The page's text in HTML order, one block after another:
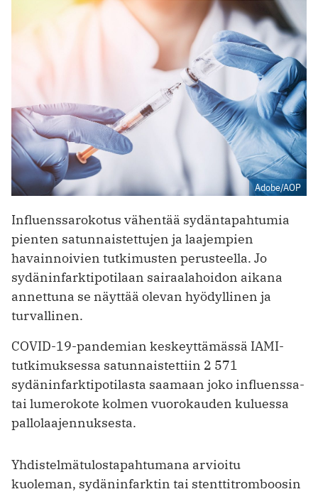
Adobe/AOP
Influenssarokotus vähentää sydäntapahtumia
pienten satunnaistettujen ja laajempien
havainnoivien tutkimusten perusteella. Jo
sydäninfarktipotilaan sairaalahoidon aikana
annettuna se näyttää olevan hyödyllinen ja
turvallinen.
COVID-19-pandemian keskeyttämässä IAMI-
tutkimuksessa satunnaistettiin 2 571
sydäninfarktipotilasta saamaan joko influenssa-
tai lumerokote kolmen vuorokauden kuluessa
pallolaajennuksesta.
Yhdistelmätulostapahtumana arvioitu
kuoleman, sydäninfarktin tai stenttitromboosin